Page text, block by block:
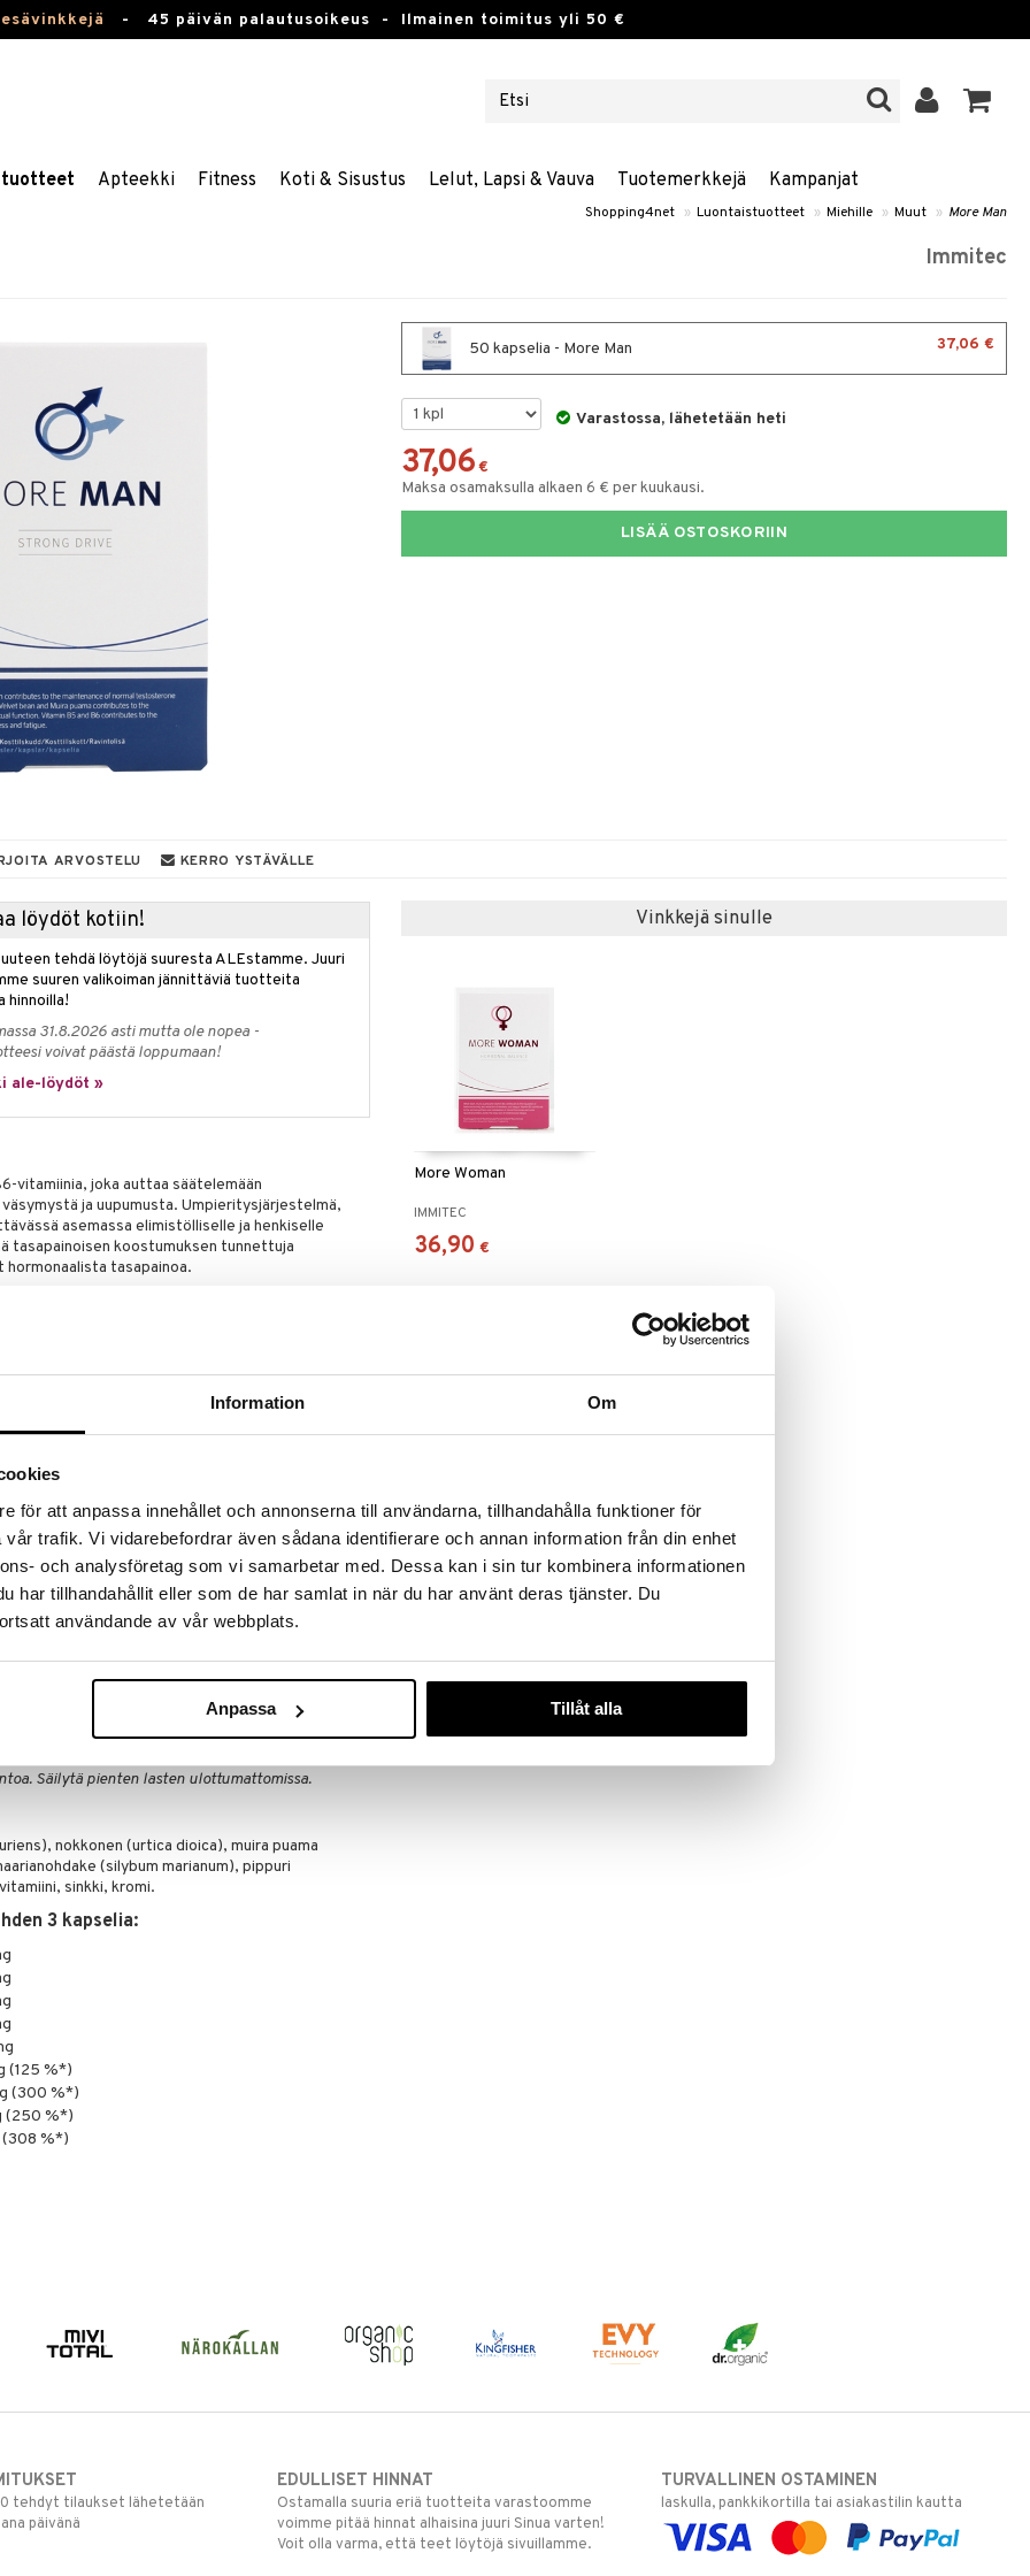
Information Om
för att anpassa innehållet och annonserna till användarna, tillhandahålla funktioner för
trafik. Vi vidarebefordrar även sådana identifierare och annan information från din enhet
och analysföretag som vi samarbetar med. Dessa kan i sin tur kombinera informationen
har tillhandahållit eller som de har samlat in när du har använt deras tjänster. Du
användande av vår webbplats.
Anpassa Tillåt alla
- 45 päivän palautusoikeus - Ilmainen toimitus yli 50 €
Apteekki Fitness Koti & Sisustus Lelut, Lapsi & Vauva Tuotemerkkejä Kampanjat
Shopping4net » Luontaistuotteet » Miehille » Muut » More Man
Immitec
50 kapselia - More Man 37,06 €
Varastossa, lähetetään heti
37,06 €
Maksa osamaksulla alkaen 6 € per kuukausi.
LISÄÄ OSTOSKORIIN
ARVOSTELU KERRO YSTÄVÄLLE
löydöt kotiin!
tehdä löytöjä suuresta ALEstamme. Juuri
suuren valikoiman jännittäviä tuotteita
hinnoilla!
31.8.2026 asti mutta ole nopea -
voivat päästä loppumaan!
ale-löydöt »
vitamiinia, joka auttaa säätelemään
ja uupumusta. Umpieritysjärjestelmä,
asemassa elimistölliselle ja henkiselle
tasapainoisen koostumuksen tunnettuja
tasapainoa.
väsymystä ja uupumusta. B6-vitamiini edistää
auttavat ylläpitämään veren normaalia
, hiilihydraatti- ja proteiiniaineenvaihduntaa sekä
sokeritasapainoa.
normaalia toimintaa.
normaalia toimintaa ja ylläpitämään
ravintoaineiden imeytymistä yrteistä.
kolmen päivän tauko ja jatka sitten kapselien
Säilytä pienten lasten ulottumattomissa.
nokkonen (urtica dioica), muira puama
(silybum marianum), pippuri
sinkki, kromi.
3 kapselia:
(125 %*)
(300 %*)
(250 %*)
(308 %*)
Vinkkejä sinulle
More Woman
IMMITEC
36,90 €
tehdyt tilaukset lähetetään
päivänä
EDULLISET HINNAT
Ostamalla suuria eriä tuotteita varastoomme
voimme pitää hinnat alhaisina juuri Sinua varten!
Voit olla varma, että teet löytöjä sivuillamme.
TURVALLINEN OSTAMINEN
laskulla, pankkikortilla tai asiakastilin kautta